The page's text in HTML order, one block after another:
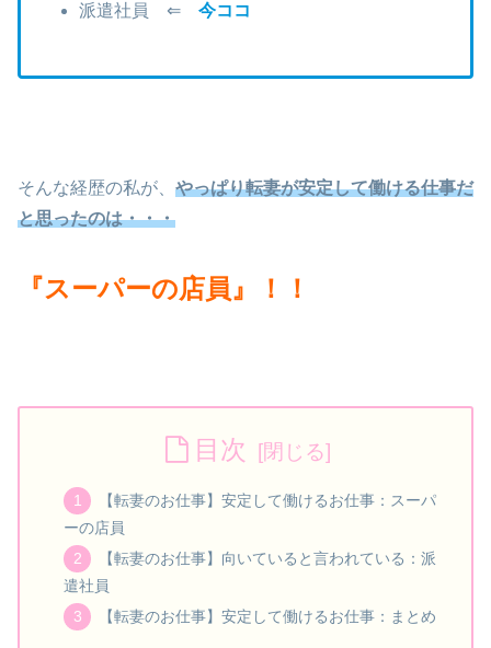
派遣社員 ⇐今ココ
そんな経歴の私が、 やっぱり転妻が安定して働ける仕事だ
と思ったのは・・・
『スーパーの店員』！！
目次
【転妻のお仕事】安定して働けるお仕事：スーパ
ーの店員
【転妻のお仕事】向いていると言われている：派
遣社員
【転妻のお仕事】安定して働けるお仕事：まとめ